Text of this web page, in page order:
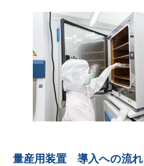
量産用装置 導入への流れ